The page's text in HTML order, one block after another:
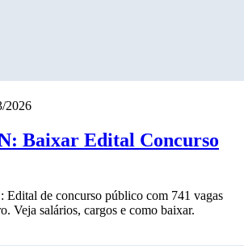
2026
Baixar Edital Concurso
de concurso público com 741 vagas
Veja salários, cargos e como baixar.